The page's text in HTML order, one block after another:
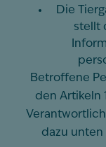
Die
stellt
Betroffene
den Artikeln
dazu